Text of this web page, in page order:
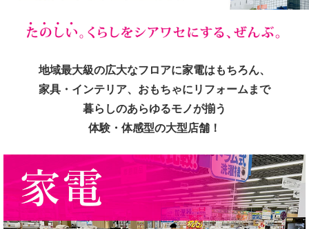
地域最大級の広大なフロアに家電はもちろん、
家具・インテリア、おもちゃにリフォームまで
暮らしのあらゆるモノが揃う
体験・体感型の大型店舗！